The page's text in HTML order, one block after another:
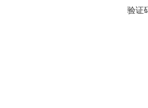
验证